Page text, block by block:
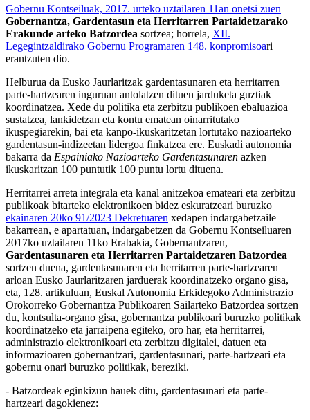
Gobernu Kontseiluak, 2017. urteko uztailaren 11an onetsi zuen
Gobernantza, Gardentasun eta Herritarren Partaidetzarako
Erakunde arteko Batzordea sortzea; horrela, XII.
Legegintzaldirako Gobernu Programaren 148. konpromisoari
erantzuten dio.
Helburua da Eusko Jaurlaritzak gardentasunaren eta herritarren
parte-hartzearen inguruan antolatzen dituen jarduketa guztiak
koordinatzea. Xede du politika eta zerbitzu publikoen ebaluazioa
sustatzea, lankidetzan eta kontu ematean oinarritutako
ikuspegiarekin, bai eta kanpo-ikuskaritzetan lortutako nazioarteko
gardentasun-indizeetan lidergoa finkatzea ere. Euskadi autonomia
bakarra da Espainiako Nazioarteko Gardentasunaren azken
ikuskaritzan 100 puntutik 100 puntu lortu dituena.
Herritarrei arreta integrala eta kanal anitzekoa emateari eta zerbitzu
publikoak bitarteko elektronikoen bidez eskuratzeari buruzko
ekainaren 20ko 91/2023 Dekretuaren xedapen indargabetzaile
bakarrean, e apartatuan, indargabetzen da Gobernu Kontseiluaren
2017ko uztailaren 11ko Erabakia, Gobernantzaren,
Gardentasunaren eta Herritarren Partaidetzaren Batzordea
sortzen duena, gardentasunaren eta herritarren parte-hartzearen
arloan Eusko Jaurlaritzaren jarduerak koordinatzeko organo gisa,
eta, 128. artikuluan, Euskal Autonomia Erkidegoko Administrazio
Orokorreko Gobernantza Publikoaren Sailarteko Batzordea sortzen
du, kontsulta-organo gisa, gobernantza publikoari buruzko politikak
koordinatzeko eta jarraipena egiteko, oro har, eta herritarrei,
administrazio elektronikoari eta zerbitzu digitalei, datuen eta
informazioaren gobernantzari, gardentasunari, parte-hartzeari eta
gobernu onari buruzko politikak, bereziki.
- Batzordeak eginkizun hauek ditu, gardentasunari eta parte-
hartzeari dagokienez: